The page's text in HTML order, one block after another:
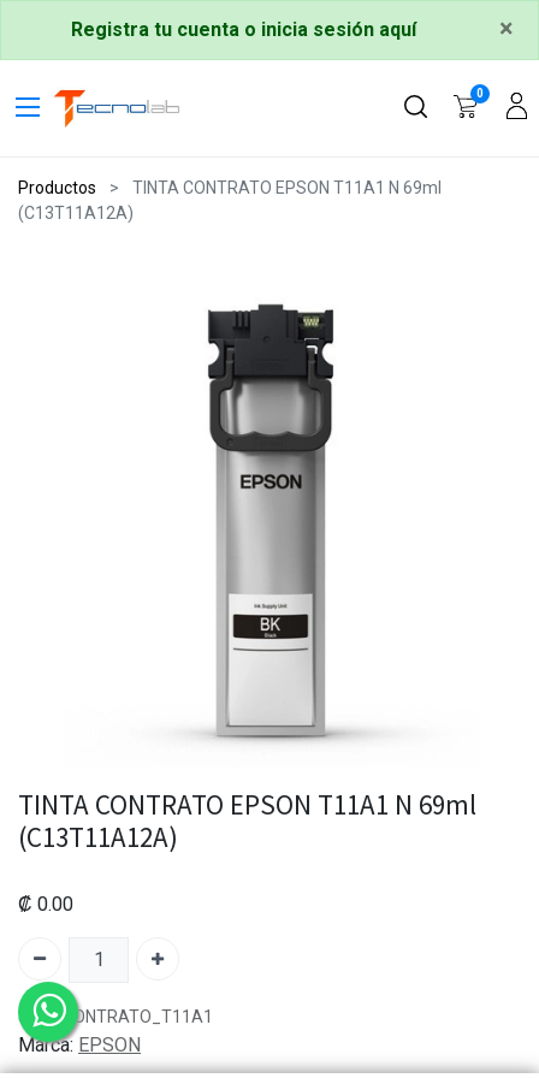
Registra tu cuenta o inicia sesión aquí ×
0
Productos
TINTA CONTRATO EPSON T11A1 N 69ml
(C13T11A12A)
TINTA CONTRATO EPSON T11A1 N 69ml
(C13T11A12A)
₡ 0.00
SKU: CONTRATO_T11A1
Marca: EPSON